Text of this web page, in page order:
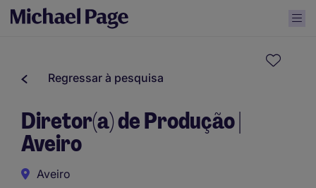
Regressar à pesquisa
Diretor(a) de Produção |
Aveiro
Aveiro